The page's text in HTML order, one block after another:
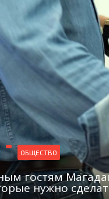
ОБЩЕСТВО
гостям
нужно